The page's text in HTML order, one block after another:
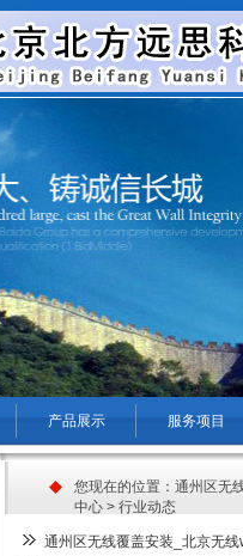
产品展示
服务项目
您现在的位置： 通州区无
中心 > 行业动态
通州区无线覆盖安装_北京无